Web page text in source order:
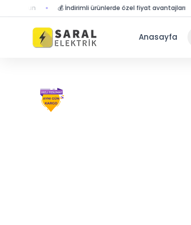
💰 İndirimli ürünlerde özel fiyat avantajları
Anasayfa